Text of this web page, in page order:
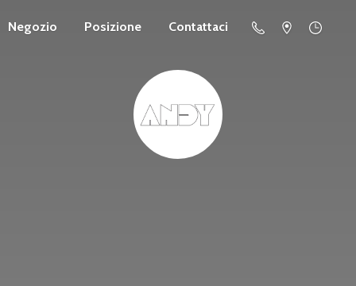
Negozio Posizione Contattaci